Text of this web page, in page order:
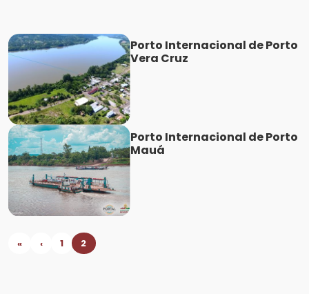
Porto Internacional de Porto
Vera Cruz
Porto Internacional de Porto
Mauá
« ‹ 1 2